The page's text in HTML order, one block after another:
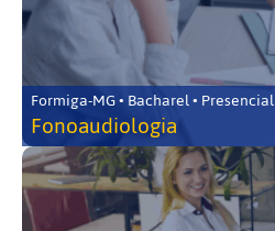
Formiga-MG • Bacharel • Presencial
Fonoaudiologia